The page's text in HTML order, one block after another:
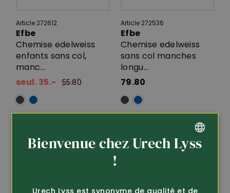
Article 272612
Efbe
Chemise edelweiss
enfants sans col,
manc...
seul. 35.-
55.80
Article 272536
Efbe
Chemise edelweiss
sans col manches
longu...
79.80
GERMAN
Bienvenue chez Urech Lyss
!
Urech Lyss est synonyme de qualité et de